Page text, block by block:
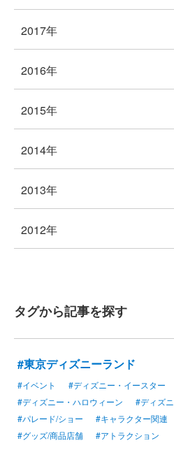
2017年
2016年
2015年
2014年
2013年
2012年
タグから記事を探す
#東京ディズニーランド
#イベント #ディズニー・イースター
#ディズニー・ハロウィーン
#ディズ
#パレード/ショー
#キャラクター関連
#グッズ/商品店舗
#アトラクション